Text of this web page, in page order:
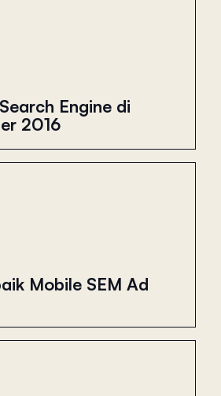
Engine di
2016
Mobile SEM Ad